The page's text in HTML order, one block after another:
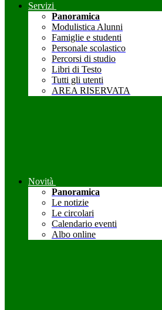
Servizi
Panoramica
Modulistica Alunni
Famiglie e studenti
Personale scolastico
Percorsi di studio
Libri di Testo
Tutti gli utenti
AREA RISERVATA
Novità
Panoramica
Le notizie
Le circolari
Calendario eventi
Albo online